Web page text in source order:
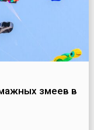
змеев в